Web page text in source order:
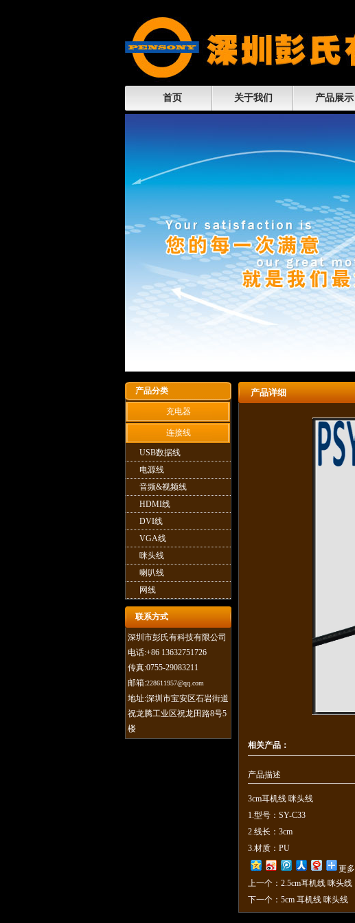
首页 关于我们 产品展示
产品分类
充电器
连接线
USB数据线
电源线
音频&视频线
HDMI线
DVI线
VGA线
咪头线
喇叭线
网线
联系方式
深圳市彭氏有科技有限公司
电话:+86 13632751726
传真:0755-29083211
邮箱:228611957@qq.com
地址:深圳市宝安区石岩街道
祝龙腾工业区祝龙田路8号5
楼
产品详细
相关产品：
产品描述
3cm耳机线 咪头线
1.型号：SY-C33
2.线长：3cm
3.材质：PU
更多
上一个： 2.5cm耳机线 咪头线
下一个： 5cm 耳机线 咪头线